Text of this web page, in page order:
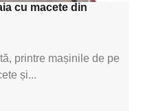
cu macete din
printre mașinile de pe
și...